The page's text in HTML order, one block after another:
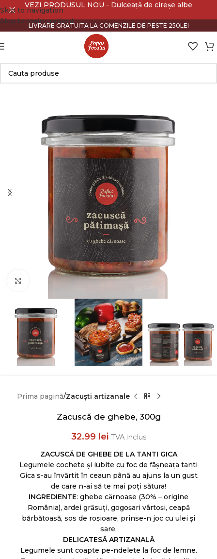
Skip to navigation
Skip to main content
VEZI PRODUSUL NOU - Dulceață de cireșe albe
LIVRARE GRATUITA LA COMENZILE DE PESTE 250LEI
Click to enlarge
Prima pagină Zacuști artizanale
Zacuscă de ghebe, 300g
32.99 lei TVA inclus
ZACUSCĂ DE GHEBE DE LA TANTI GICA
Legumele cochete și iubite cu foc de fâșneața tanti
Gica s-au învărtit în ceaun până au ajuns la un gust
de care n-ai să te mai poți sătura!
INGREDIENTE: ghebe cărnoase (30% – origine
România), ardei grăsuți, gogoșari vârtoși, ceapă
bărbătoasă, sos de roșioare, prinse-n joc cu ulei și
sare.
DELICATESĂ ARTIZANALĂ
Legumele sunt coapte pe-ndelete la foc de lemne.